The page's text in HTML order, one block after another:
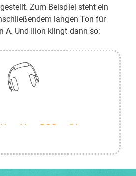
Zum Beispiel steht ein
langen Ton für
A. Und Ilion klingt dann so: